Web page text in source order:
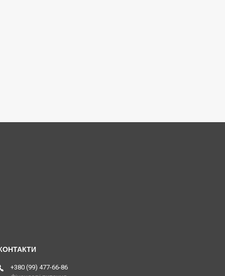
+380 (99) 477-66-86